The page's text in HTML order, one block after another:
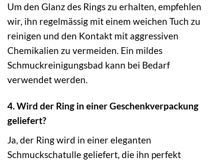
Um den Glanz des Rings zu erhalten, empfehlen
wir, ihn regelmässig mit einem weichen Tuch zu
reinigen und den Kontakt mit aggressiven
Chemikalien zu vermeiden. Ein mildes
Schmuckreinigungsbad kann bei Bedarf
verwendet werden.
4. Wird der Ring in einer Geschenkverpackung
geliefert?
Ja, der Ring wird in einer eleganten
Schmuckschatulle geliefert, die ihn perfekt